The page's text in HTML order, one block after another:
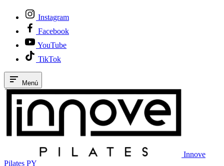
Instagram
Facebook
YouTube
TikTok
Menú
Innove
Pilates PY